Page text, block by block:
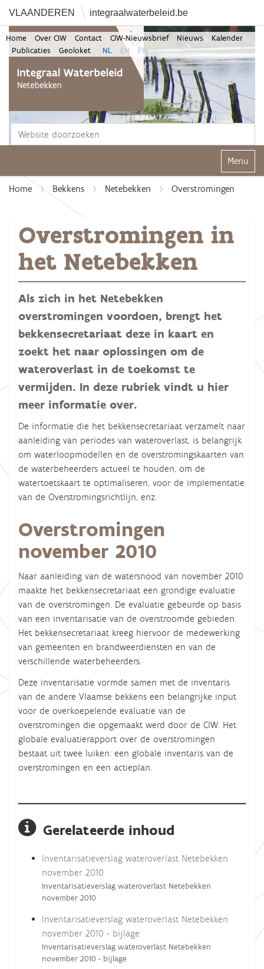
VLAANDEREN integraalwaterbeleid.be
Home Over CIW Contact CIW-Nieuwsbrief Nieuws
Kalender
Publicaties
Geoloket NL EN FR
Klap
Home Bekkens Netebekken Overstromingen
Overstromingen in
het Netebekken
Als zich in het Netebekken
overstromingen voordoen, brengt het
bekkensecretariaat deze in kaart en
zoekt het naar oplossingen om de
wateroverlast in de toekomst te
vermijden. In deze rubriek vindt u hier
meer informatie over.
De informatie die het bekkensecretariaat verzamelt naar
aanleiding van periodes van wateroverlast, is belangrijk
om waterloopmodellen en de overstromingskaarten van
de waterbeheerders actueel te houden, om de
watertoetskaart te optimaliseren, voor de implementatie
van de Overstromingsrichtlijn, enz.
Overstromingen
november 2010
Naar aanleiding van de watersnood van november 2010
maakte het bekkensecretariaat een grondige evaluatie
van de overstromingen. De evaluatie gebeurde op basis
van een inventarisatie van de overstroomde gebieden.
Het bekkensecretariaat kreeg hiervoor de medewerking
van gemeenten en brandweerdiensten en van de
verschillende waterbeheerders.
Deze inventarisatie vormde samen met de inventaris
van de andere Vlaamse bekkens een belangrijke input
voor de overkoepelende evaluatie van de
overstromingen die opgemaakt werd door de CIW. Het
globale evaluatierapport over de overstromingen
bestaat uit twee luiken: een globale inventaris van de
overstromingen en een actieplan.
Gerelateerde inhoud
Inventarisatieverslag wateroverlast Netebekken
november 2010
Inventarisatieverslag wateroverlast Netebekken
november 2010
Inventarisatieverslag wateroverlast Netebekken
november 2010 - bijlage
Inventarisatieverslag wateroverlast Netebekken
november 2010 - bijlage